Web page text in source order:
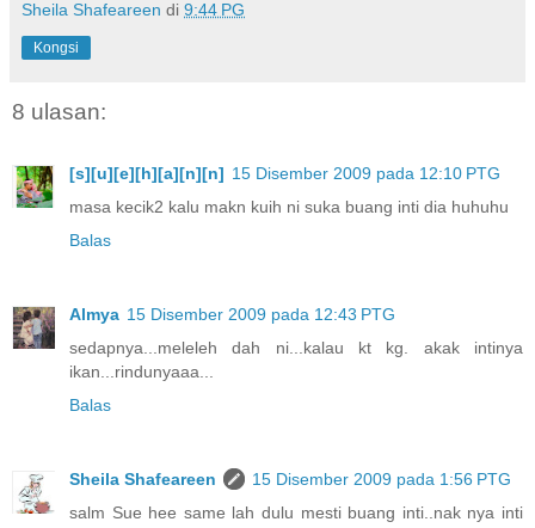
Sheila Shafeareen di 9:44 PG
Kongsi
8 ulasan:
[s][u][e][h][a][n][n] 15 Disember 2009 pada 12:10 PTG
masa kecik2 kalu makn kuih ni suka buang inti dia huhuhu
Balas
Almya 15 Disember 2009 pada 12:43 PTG
sedapnya...meleleh dah ni...kalau kt kg. akak intinya
ikan...rindunyaaa...
Balas
Sheila Shafeareen
15 Disember 2009 pada 1:56 PTG
salm Sue hee same lah dulu mesti buang inti..nak nya inti